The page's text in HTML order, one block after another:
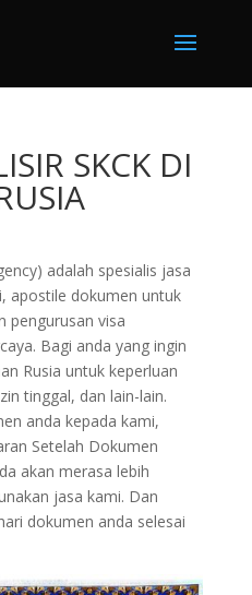
SKCK DI
adalah spesialis jasa
apostile dokumen untuk
pengurusan visa
Bagi anda yang ingin
Rusia untuk keperluan
tinggal, dan lain-lain.
anda kepada kami,
Setelah Dokumen
akan merasa lebih
jasa kami. Dan
dokumen anda selesai